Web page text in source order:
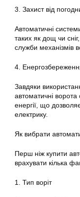
3. Захист від
Автоматичні
таких як дощ чи
служби механізмів
4.
Завдяки
автоматичні ворота
енергії, що
електрику.
Як вибрати
Перш ніж купити
врахувати кілька
1. Тип воріт